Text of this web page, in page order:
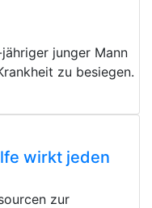
junger Mann
zu besiegen.
wirkt jeden
zur